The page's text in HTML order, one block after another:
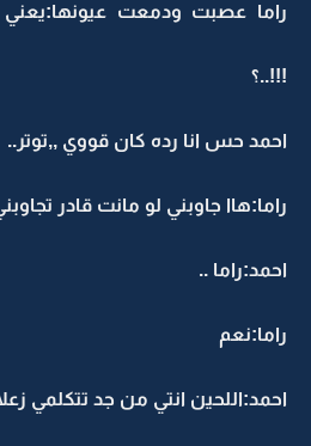
راما عصبت ودمعت
!!!..؟
احمد حس انا رده كان قووي ,,توتر..
راما:هاا جاوبني لو مانت قادر
احمد:راما ..
راما:نعم
احمد:اللحين انتي من جد تتكلمي